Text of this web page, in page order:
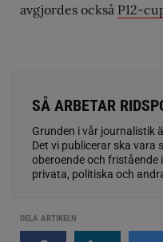
avgjordes också P12-
SÅ ARBETAR
Grunden i vår journalistik
Det vi publicerar ska vara
oberoende och fristående
privata, politiska och
DELA ARTIKELN